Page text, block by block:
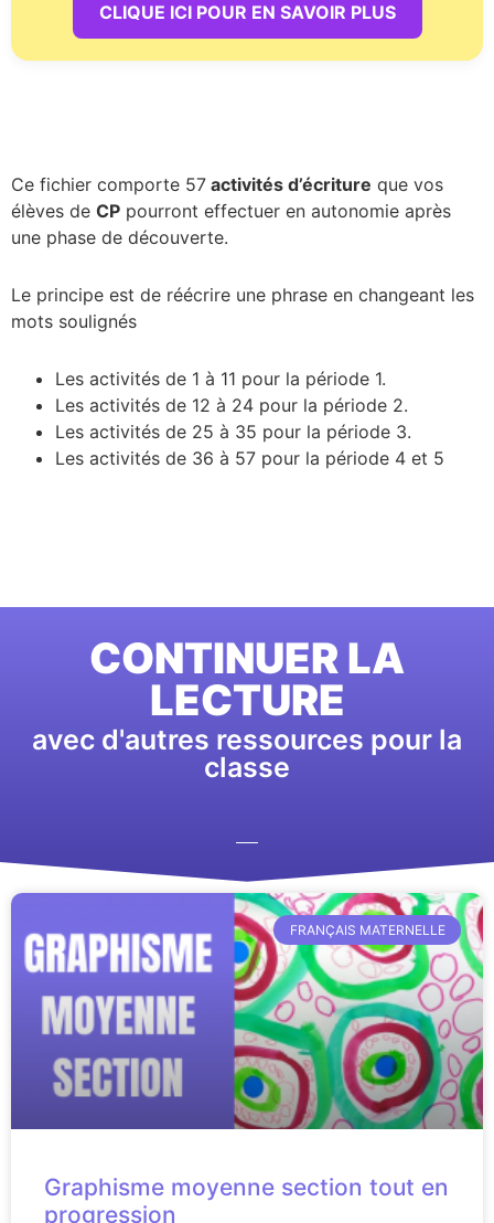
CLIQUE ICI POUR EN SAVOIR PLUS
Ce fichier comporte 57 activités d’écriture que vos
élèves de CP pourront effectuer en autonomie après
une phase de découverte.
Le principe est de réécrire une phrase en changeant les
mots soulignés
Les activités de 1 à 11 pour la période 1.
Les activités de 12 à 24 pour la période 2.
Les activités de 25 à 35 pour la période 3.
Les activités de 36 à 57 pour la période 4 et 5
CONTINUER LA
LECTURE
avec d'autres ressources pour la
classe
FRANÇAIS MATERNELLE
Graphisme moyenne section tout en
progression